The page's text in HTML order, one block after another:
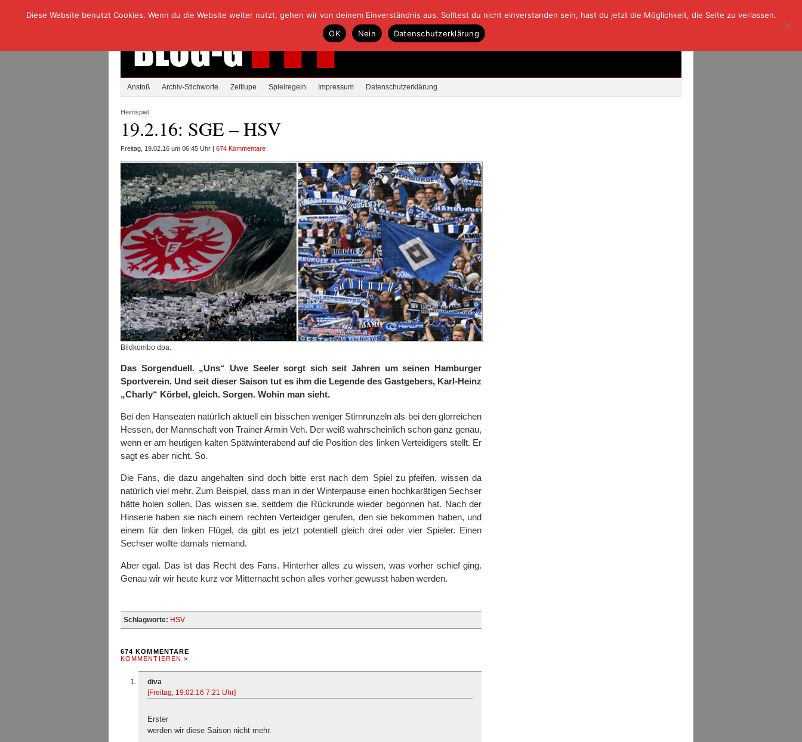
Anstoß Archiv-Stichworte Zeitlupe Spielregeln Impressum Datenschutzerklärung
Heimspiel
19.2.16: SGE – HSV
Freitag, 19.02.16 um 06:45 Uhr | 674 Kommentare
Bildkombo dpa.
Das Sorgenduell. „Uns“ Uwe Seeler sorgt sich seit Jahren um seinen Hamburger
Sportverein. Und seit dieser Saison tut es ihm die Legende des Gastgebers, Karl-Heinz
„Charly“ Körbel, gleich. Sorgen. Wohin man sieht.
Bei den Hanseaten natürlich aktuell ein bisschen weniger Stirnrunzeln als bei den glorreichen
Hessen, der Mannschaft von Trainer Armin Veh. Der weiß wahrscheinlich schon ganz genau,
wenn er am heutigen kalten Spätwinterabend auf die Position des linken Verteidigers stellt. Er
sagt es aber nicht. So.
Die Fans, die dazu angehalten sind doch bitte erst nach dem Spiel zu pfeifen, wissen da
natürlich viel mehr. Zum Beispiel, dass man in der Winterpause einen hochkarätigen Sechser
hätte holen sollen. Das wissen sie, seitdem die Rückrunde wieder begonnen hat. Nach der
Hinserie haben sie nach einem rechten Verteidiger gerufen, den sie bekommen haben, und
einem für den linken Flügel, da gibt es jetzt potentiell gleich drei oder vier Spieler. Einen
Sechser wollte damals niemand.
Aber egal. Das ist das Recht des Fans. Hinterher alles zu wissen, was vorher schief ging.
Genau wir wir heute kurz vor Mitternacht schon alles vorher gewusst haben werden.
Schlagworte: HSV
674 KOMMENTARE
KOMMENTIEREN »
diva
[Freitag, 19.02.16 7:21 Uhr]
Erster
werden wir diese Saison nicht mehr.
Diese Website benutzt Cookies. Wenn du die Website weiter nutzt, gehen wir von deinem Einverständnis aus. Solltest du nicht einverstanden sein, hast du jetzt die Möglichkeit, die Seite zu verlassen.
OK
Nein Datenschutzerklärung